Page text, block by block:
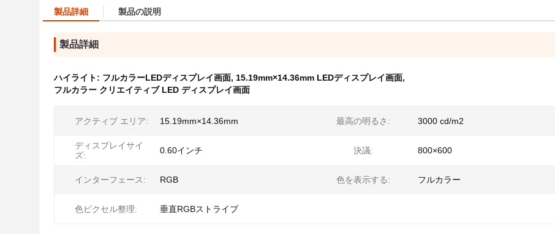
製品詳細 製品の説明
製品詳細
ハイライト: フルカラーLEDディスプレイ画面, 15.19mm×14.36mm LEDディスプレイ画面,
フルカラー クリエイティブ LED ディスプレイ画面
アクティブ エリア: 15.19mm×14.36mm 最高の明るさ: 3000 cd/m2
ディスプレイサイ
ズ:
0.60インチ 決議: 800×600
インターフェース: RGB 色を表示する: フルカラー
色ピクセル整理: 垂直RGBストライプ